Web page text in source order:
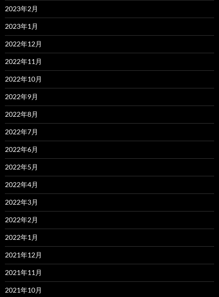
2023年2月
2023年1月
2022年12月
2022年11月
2022年10月
2022年9月
2022年8月
2022年7月
2022年6月
2022年5月
2022年4月
2022年3月
2022年2月
2022年1月
2021年12月
2021年11月
2021年10月